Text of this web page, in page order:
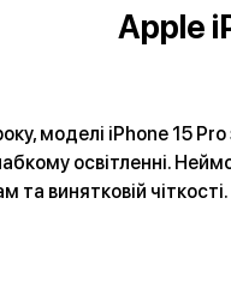
Apple
моделі iPhone 15
освітленні.
та винятковій